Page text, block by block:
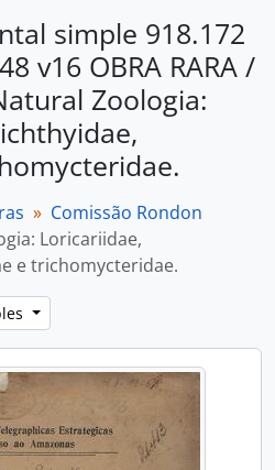
simple 918.172
v16 OBRA RARA /
Zoologia:
Comissão Rondon
Loricariidae,
e trichomycteridae.